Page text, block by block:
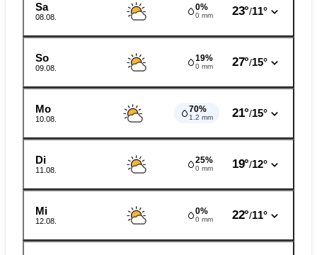
Sa
08.08.
0%
0 mm 23°/11°
So
09.08.
19%
0 mm 27°/15°
Mo
10.08.
70%
1.2 mm 21°/15°
Di
11.08.
25%
0 mm 19°/12°
Mi
12.08.
0%
0 mm 22°/11°